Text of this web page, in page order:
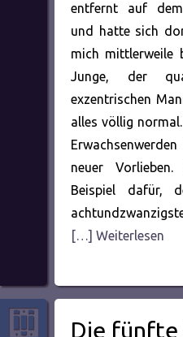
entfernt auf dem
und hatte sich
mich mittlerweile
Junge, der
exzentrischen
alles völlig
neuer Vorlieben.
Beispiel dafür,
[…] Weiterlesen
Die fünfte